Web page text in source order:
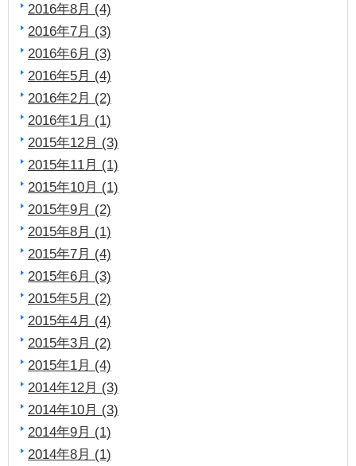
2016年8月 (4)
2016年7月 (3)
2016年6月 (3)
2016年5月 (4)
2016年2月 (2)
2016年1月 (1)
2015年12月 (3)
2015年11月 (1)
2015年10月 (1)
2015年9月 (2)
2015年8月 (1)
2015年7月 (4)
2015年6月 (3)
2015年5月 (2)
2015年4月 (4)
2015年3月 (2)
2015年1月 (4)
2014年12月 (3)
2014年10月 (3)
2014年9月 (1)
2014年8月 (1)